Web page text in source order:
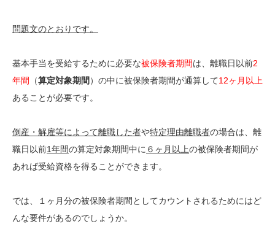
問題文のとおりです。
基本手当を受給するために必要な被保険者期間は、離職日以前2
年間
（算定対象期間 ）の中に被保険者期間が通算して12ヶ月以上
あることが必要です。
倒産・解雇等によって離職した者や特定理由離職者の場合は、離
職日以前1年間の算定対象期間中に ６ヶ月以上の被保険者期間が
あれば受給資格を得ることができます。
では、１ヶ月分の被保険者期間としてカウントされるためにはど
んな要件があるのでしょうか。